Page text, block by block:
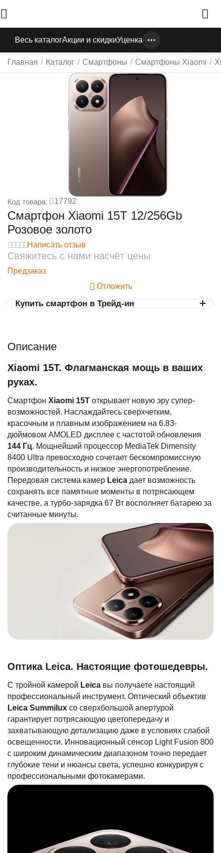
Весь каталогАкции и скидкиУценка
Главная / Каталог / Смартфоны / Смартфоны Xiaomi /
Код товара: 17792
Смартфон Xiaomi 15T 12/256Gb
Розовое золото
Написать отзыв
Свяжитесь с нами насчёт цены
Предзаказ
Отложить
Купить смартфон в Трейд-ин
Описание
Xiaomi 15T. Флагманская мощь в ваших
руках.
Смартфон Xiaomi 15T открывает новую эру супер-
возможностей. Наслаждайтесь сверхчетким,
красочным и плавным изображением на 6.83-
дюймовом AMOLED дисплее с частотой обновления
144 Гц. Мощнейший процессор MediaTek Dimensity
8400 Ultra превосходно сочетает бескомпромиссную
производительность и низкое энергопотребление.
Передовая система камер Leica дает возможность
сохранять все памятные моменты в потрясающем
качестве, а турбо-зарядка 67 Вт восполняет батарею за
считанные минуты.
Оптика Leica. Настоящие фотошедевры.
С тройной камерой Leica вы получаете настоящий
профессиональный инструмент. Оптический объектив
Leica Summilux со сверхбольшой апертурой
гарантирует потрясающую цветопередачу и
захватывающую детализацию даже в условиях слабой
освещенности. Инновационный сенсор Light Fusion 800
с широким динамическим диапазоном точно передает
глубокие тени и нюансы света, успешно конкурируя с
профессиональными фотокамерами.